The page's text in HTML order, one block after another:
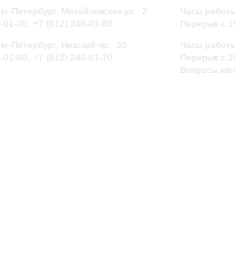
Петербург, Михайловская ул., 2
01-00, +7 (812) 240-01-80
Петербург, Невский пр., 30
01-00, +7 (812) 240-01-70
Часы
Перерыв с
Часы
Перерыв с
Вопросы